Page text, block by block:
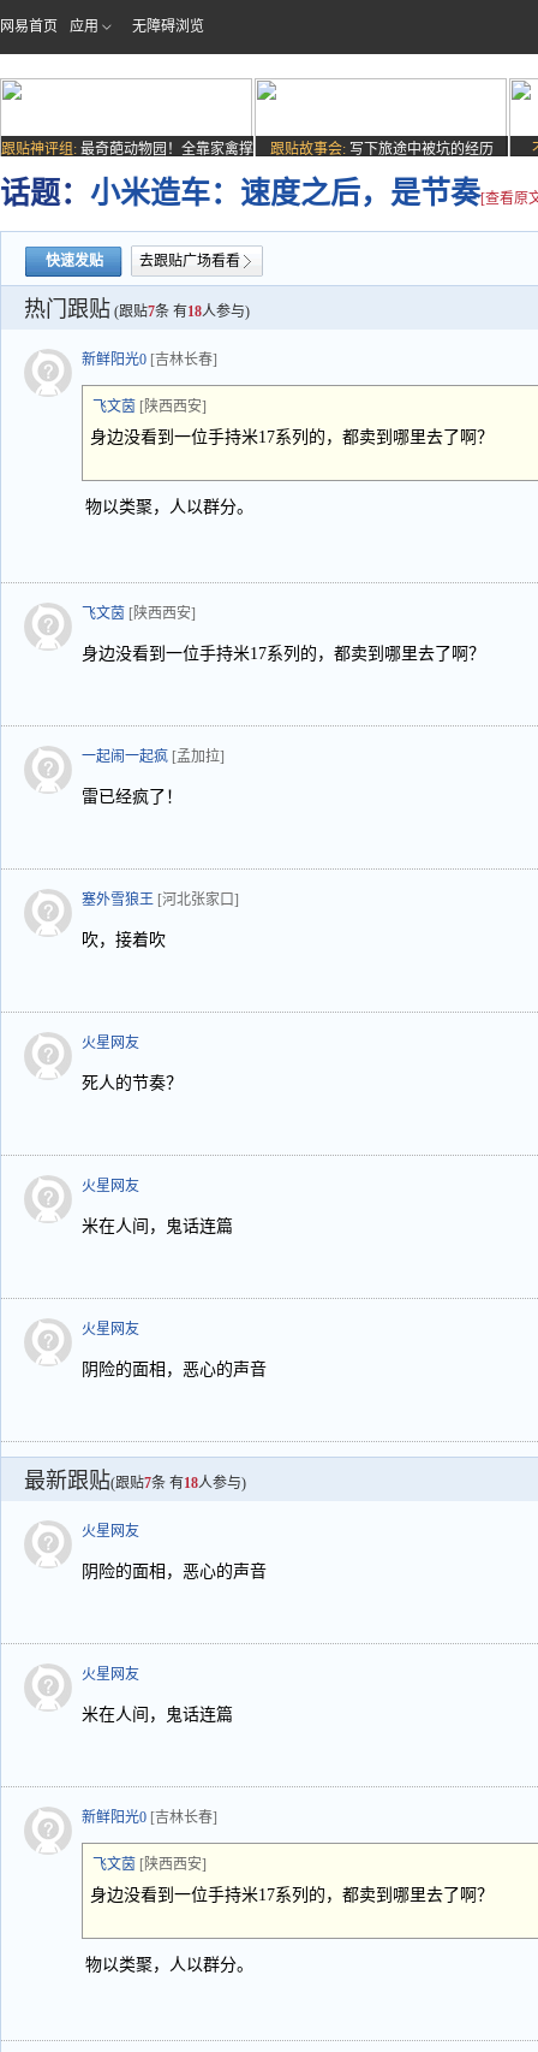
网易首页 应用 无障碍浏览
跟贴神评组: 最奇葩动物园！全靠家禽撑
场子
跟贴故事会: 写下旅途中被坑的经历
话题： 小米造车：速度之后，是节奏[查看原
快速发贴 去跟贴广场看看
热门跟贴 (跟贴7条 有18人参与)
新鲜阳光0 [吉林长春]
飞文茵 [陕西西安]
身边没看到一位手持米17系列的，都卖到哪里去了啊？
物以类聚，人以群分。
飞文茵 [陕西西安]
身边没看到一位手持米17系列的，都卖到哪里去了啊？
一起闹一起疯 [孟加拉]
雷已经疯了！
塞外雪狼王 [河北张家口]
吹，接着吹
火星网友
死人的节奏？
火星网友
米在人间，鬼话连篇
火星网友
阴险的面相，恶心的声音
最新跟贴(跟贴7条 有18人参与)
火星网友
阴险的面相，恶心的声音
火星网友
米在人间，鬼话连篇
新鲜阳光0 [吉林长春]
飞文茵 [陕西西安]
身边没看到一位手持米17系列的，都卖到哪里去了啊？
物以类聚，人以群分。